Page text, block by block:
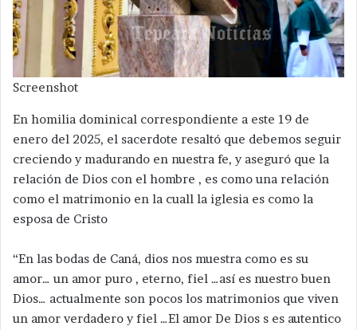
Screenshot
En homilia dominical correspondiente a este 19 de
enero del 2025, el sacerdote resaltó que debemos seguir
creciendo y madurando en nuestra fe, y aseguró que la
relación de Dios con el hombre , es como una relación
como el matrimonio en la cuall la iglesia es como la
esposa de Cristo
“En las bodas de Caná, dios nos muestra como es su
amor… un amor puro , eterno, fiel …así es nuestro buen
Dios… actualmente son pocos los matrimonios que viven
un amor verdadero y fiel …El amor De Dios s es autentico